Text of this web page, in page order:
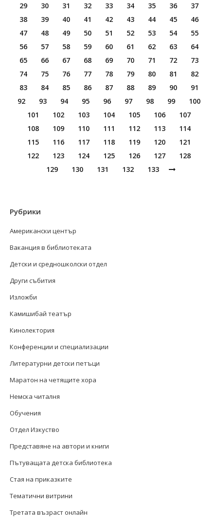
29 30 31 32 33 34 35 36
37
38
39 40 41 42 43 44 45
46
47
48 49 50 51 52 53 54
55
56
57 58 59 60 61 62 63
64
65
66 67 68 69 70 71 72
73
74
75 76 77 78 79 80 81
82
83
84 85 86 87 88 89 90
91
92
93 94 95 96 97 98 99
100
101
102 103 104 105 106
107
108
109 110 111 112 113
114
115
116 117 118 119 120
121
122
123 124 125 126 127
128
129
130 131 132 133
Рубрики
Американски център
Ваканция в библиотеката
Детски и средношколски отдел
Други събития
Изложби
Камишибай театър
Кинолектория
Конференции и специализации
Литературни детски петъци
Маратон на четящите хора
Немска читалня
Обучения
Отдел Изкуство
Представяне на автори и книги
Пътуващата детска библиотека
Стая на приказките
Тематични витрини
Третата възраст онлайн